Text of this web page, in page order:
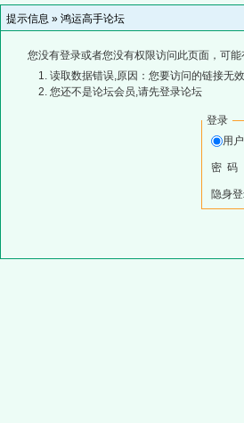
提示信息 » 鸿运高手论坛
您没有登录或者您没有权限访问此页面，可
读取数据错误,原因：您要访问的链接无
您还不是论坛会员,请先登录论坛
登录
用
密 码
隐身